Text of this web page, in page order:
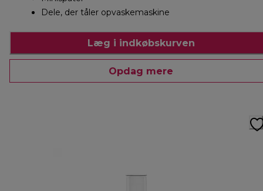
Dele, der tåler opvaskemaskine
Læg i indkøbskurven
Opdag mere